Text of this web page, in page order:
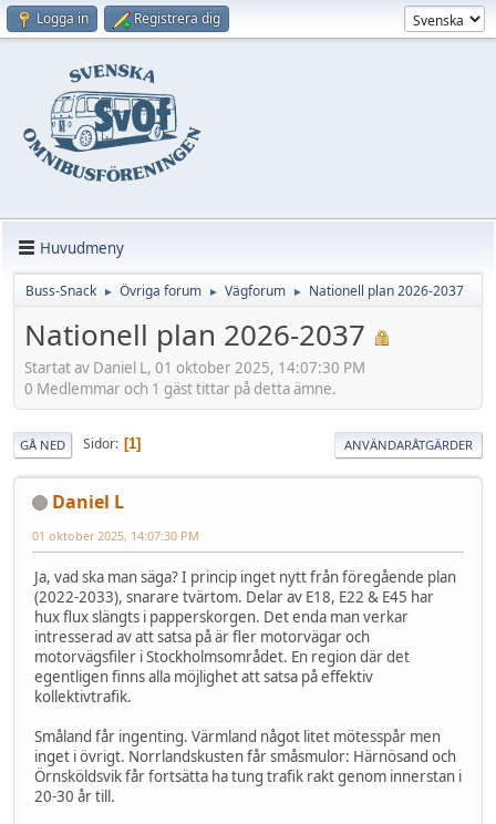
Logga in Registrera dig
Huvudmeny
Buss-Snack ► Övriga forum ► Vägforum ► Nationell plan 2026-2037
Nationell plan 2026-2037
Startat av Daniel L, 01 oktober 2025, 14:07:30 PM
0 Medlemmar och 1 gäst tittar på detta ämne.
GÅ NED Sidor 1 ANVÄNDARÅTGÄRDER
Daniel L
01 oktober 2025, 14:07:30 PM
Ja, vad ska man säga? I princip inget nytt från föregående plan
(2022-2033), snarare tvärtom. Delar av E18, E22 & E45 har
hux flux slängts i papperskorgen. Det enda man verkar
intresserad av att satsa på är fler motorvägar och
motorvägsfiler i Stockholmsområdet. En region där det
egentligen finns alla möjlighet att satsa på effektiv
kollektivtrafik.
Småland får ingenting. Värmland något litet mötesspår men
inget i övrigt. Norrlandskusten får småsmulor: Härnösand och
Örnsköldsvik får fortsätta ha tung trafik rakt genom innerstan i
20-30 år till.